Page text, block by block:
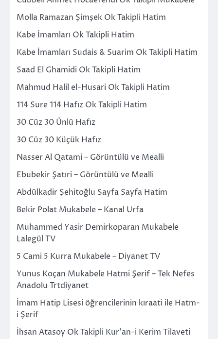
Molla Ramazan Şimşek Ok Takipli Hatim
Kabe İmamları Ok Takipli Hatim
Kabe İmamları Sudais & Suarim Ok Takipli Hatim
Saad El Ghamidi Ok Takipli Hatim
Mahmud Halil el-Husari Ok Takipli Hatim
114 Sure 114 Hafız Ok Takipli Hatim
30 Cüz 30 Ünlü Hafız
30 Cüz 30 Küçük Hafız
Nasser Al Qatami – Görüntülü ve Mealli
Ebubekir Şatıri – Görüntülü ve Mealli
Abdülkadir Şehitoğlu Sayfa Sayfa Hatim
Bekir Polat Mukabele – Kanal Urfa
Muhammed Yasir Demirkoparan Mukabele
Lalegül TV
5 Cami 5 Kurra Mukabele – Diyanet TV
Yunus Koçan Mukabele Hatmi Şerif – Tek Nefes
Anadolu Trtdiyanet
İmam Hatip Lisesi öğrencilerinin kıraati ile Hatm-
i Şerif
İhsan Atasoy Ok Takipli Kur’an-i Kerim Tilaveti